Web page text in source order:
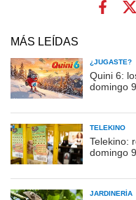
MÁS LEÍDAS
¿JUGASTE?
Quini 6:
domingo
TELEKINO
Telekino:
domingo
JARDINERÍA